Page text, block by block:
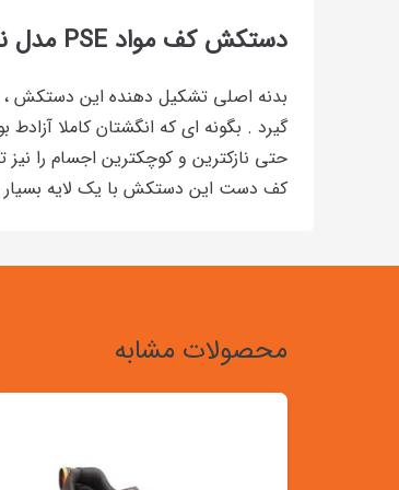
دستکش کف مواد PSE مدل نفیس کد ۴۰۰
بدنه اصلی تشکیل دهنده این دستکش ،
گیرد . بگونه ای که انگشتان کاملا
حتی نازکترین و کوچکترین اجسام را
کف دست این دستکش با یک لایه بسیار
محصولات مشابه